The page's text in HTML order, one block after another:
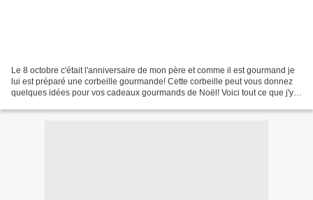
Le 8 octobre c'était l'anniversaire de mon père et comme il est gourmand je
lui est préparé une corbeille gourmande! Cette corbeille peut vous donnez
quelques idées pour vos cadeaux gourmands de Noël! Voici tout ce que j'y